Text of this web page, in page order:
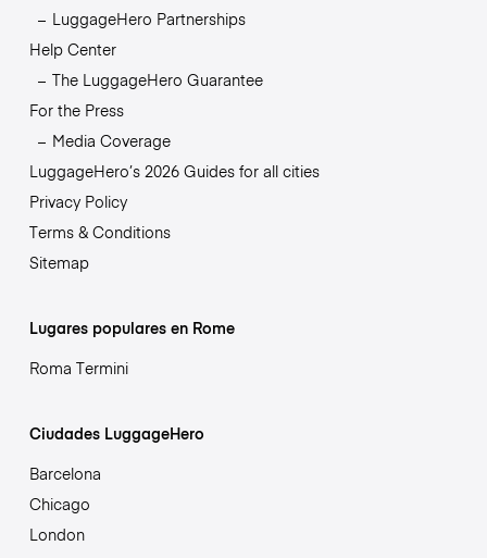
LuggageHero Partnerships
Help Center
The LuggageHero Guarantee
For the Press
Media Coverage
LuggageHero’s 2026 Guides for all cities
Privacy Policy
Terms & Conditions
Sitemap
Lugares populares en Rome
Roma Termini
Ciudades LuggageHero
Barcelona
Chicago
London